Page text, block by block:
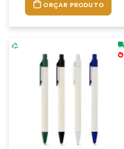
ORÇAR PRODUTO